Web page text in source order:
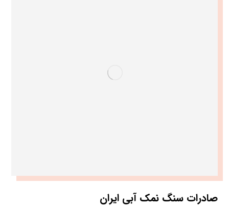
صادرات سنگ نمک آبی ایران